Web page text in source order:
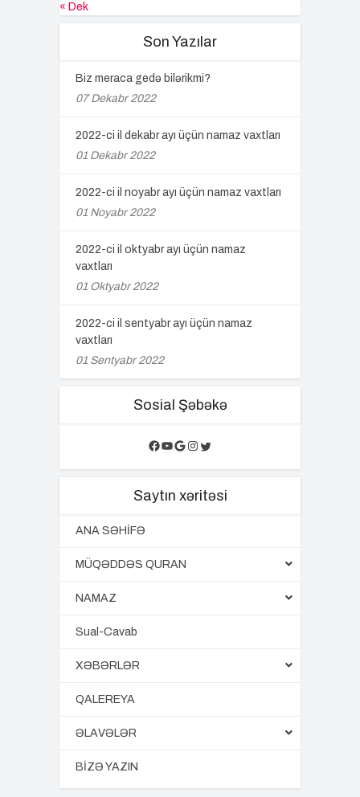
« Dek
Son Yazılar
Biz meraca gedə bilərikmi?
07 Dekabr 2022
2022-ci il dekabr ayı üçün namaz vaxtları
01 Dekabr 2022
2022-ci il noyabr ayı üçün namaz vaxtları
01 Noyabr 2022
2022-ci il oktyabr ayı üçün namaz
vaxtları
01 Oktyabr 2022
2022-ci il sentyabr ayı üçün namaz
vaxtları
01 Sentyabr 2022
Sosial Şəbəkə
Facebook
YouTube
Google
Instagram
Twitter
Saytın xəritəsi
ANA SƏHİFƏ
MÜQƏDDƏS QURAN
NAMAZ
Sual-Cavab
XƏBƏRLƏR
QALEREYA
ƏLAVƏLƏR
BİZƏ YAZIN